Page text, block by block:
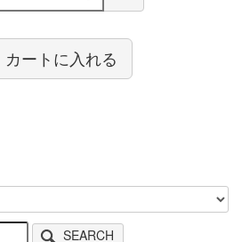
カートに入れる
SEARCH